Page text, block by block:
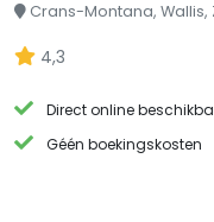
Crans-Montana, Wallis,
4,3
Direct online
Géén boekingskosten